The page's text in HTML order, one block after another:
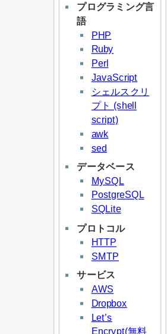
プログラミング言
語
PHP
Ruby
Perl
JavaScript
シェルスクリ
プト (shell
script)
awk
sed
データベース
MySQL
PostgreSQL
SQLite
プロトコル
HTTP
SMTP
サービス
AWS
Dropbox
Let’s
Encrypt(無料